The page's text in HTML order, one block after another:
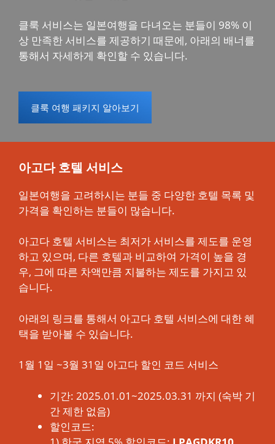
클룩 서비스는 일본여행을 다녀오는 분들이 98% 이
상 만족한 서비스를 제공하기 때문에, 아래의 배너를
통해서 자세하게 확인할 수 있습니다.
클룩 여행 패키지 알아보기
아고다 호텔 서비스
일본여행을 고려하시는 분들 중 다양한 호텔 목록 및
가격을 확인하는 분들이 많습니다.
아고다 호텔 서비스는 최저가 서비스를 제도를 운영
하고 있으며, 다른 호텔과 비교하여 가격이 높을 경
우, 그에 따른 차액만큼 지불하는 제도를 가지고 있
습니다.
아래의 링크를 통해서 아고다 호텔 서비스에 대한 혜
택을 받아볼 수 있습니다.
1월 1일 ~3월 31일 아고다 할인 코드 서비스
기간: 2025.01.01~2025.03.31 까지 (숙박 기
간 제한 없음)
할인코드: